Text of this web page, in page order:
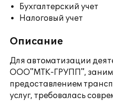
Бухгалтерский учет
Налоговый учет
Описание
Для автоматизации
ООО"МТК-ГРУПП",
предоставлением
услуг, требовалась